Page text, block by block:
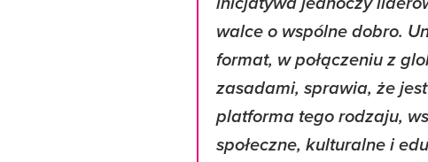
walce o wspólne dobro.
format, w połączeniu z
zasadami, sprawia, że
platforma tego rodzaju,
społeczne, kulturalne i